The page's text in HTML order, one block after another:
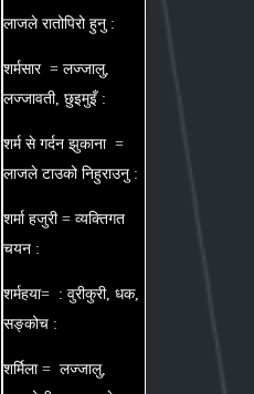
लाजले रातोपिरो हुनु :
शर्मसार = लज्जालु,
लज्जावती, छुइमुइँ :
शर्म से गर्दन झुकाना =
लाजले टाउको निहुराउनु :
शर्मा हजुरी = व्यक्तिगत
चयन :
शर्महया= : वुरीकुरी, धक,
सङ्कोच :
शर्मिला = लज्जालु,